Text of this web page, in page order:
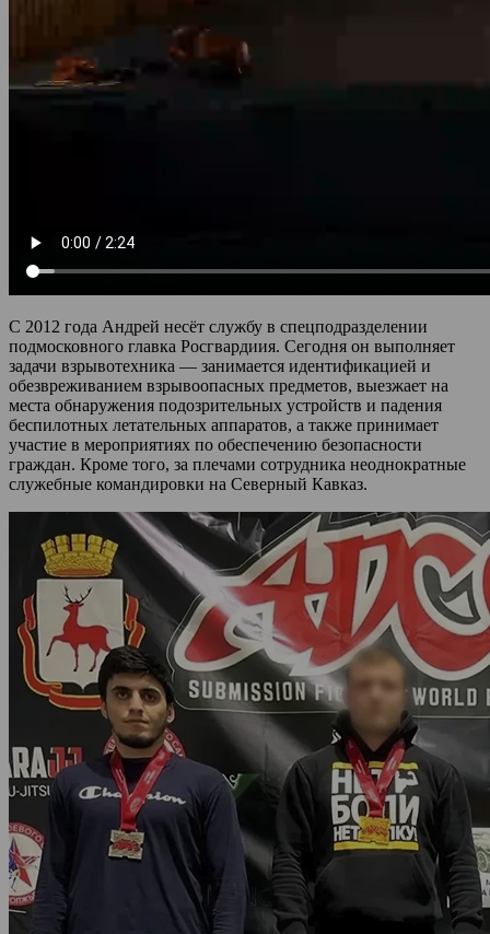
С 2012 года Андрей несёт службу в спецподразделении
подмосковного главка Росгвардиия. Сегодня он выполняет
задачи взрывотехника — занимается идентификацией и
обезвреживанием взрывоопасных предметов, выезжает на
места обнаружения подозрительных устройств и падения
беспилотных летательных аппаратов, а также принимает
участие в мероприятиях по обеспечению безопасности
граждан. Кроме того, за плечами сотрудника неоднократные
служебные командировки на Северный Кавказ.